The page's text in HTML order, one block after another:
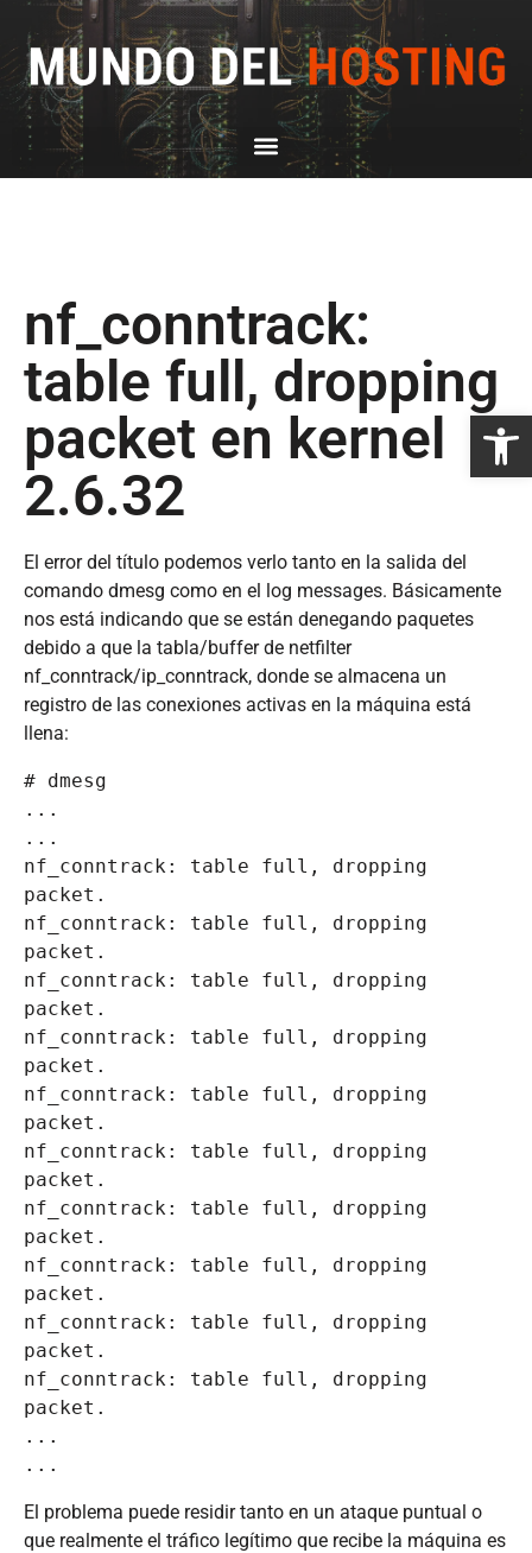
nf_conntrack:
table full, dropping
packet en kernel
2.6.32
El error del título podemos verlo tanto en la salida del
comando dmesg como en el log messages. Básicamente
nos está indicando que se están denegando paquetes
debido a que la tabla/buffer de netfilter
nf_conntrack/ip_conntrack, donde se almacena un
registro de las conexiones activas en la máquina está
llena:
# dmesg
...
...
nf_conntrack: table full, dropping
packet.
nf_conntrack: table full, dropping
packet.
nf_conntrack: table full, dropping
packet.
nf_conntrack: table full, dropping
packet.
nf_conntrack: table full, dropping
packet.
nf_conntrack: table full, dropping
packet.
nf_conntrack: table full, dropping
packet.
nf_conntrack: table full, dropping
packet.
nf_conntrack: table full, dropping
packet.
nf_conntrack: table full, dropping
packet.
...
...
El problema puede residir tanto en un ataque puntual o
que realmente el tráfico legítimo que recibe la máquina es
Abrir